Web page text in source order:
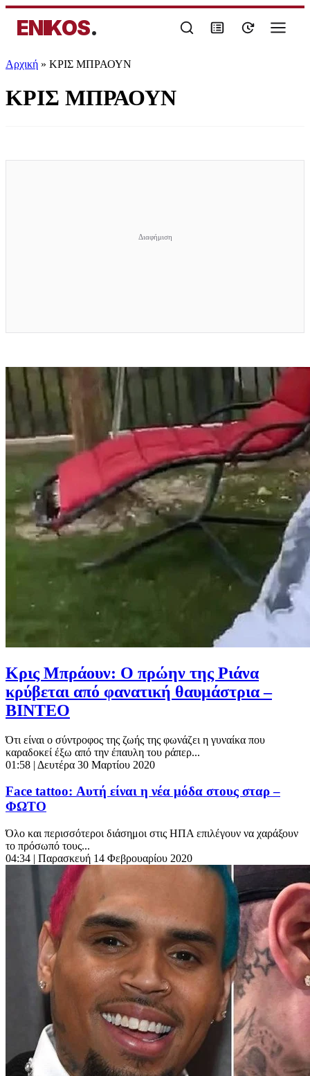
ENIKOS.
Αρχική » ΚΡΙΣ ΜΠΡΑΟΥΝ
ΚΡΙΣ ΜΠΡΑΟΥΝ
Κρις Μπράουν: Ο πρώην της Ριάνα
κρύβεται από φανατική θαυμάστρια –
ΒΙΝΤΕΟ
Ότι είναι ο σύντροφος της ζωής της φωνάζει η γυναίκα που
καραδοκεί έξω από την έπαυλη του ράπερ...
01:58 | Δευτέρα 30 Μαρτίου 2020
Face tattoo: Αυτή είναι η νέα μόδα στους σταρ –
ΦΩΤΟ
Όλο και περισσότεροι διάσημοι στις ΗΠΑ επιλέγουν να χαράξουν
το πρόσωπό τους...
04:34 | Παρασκευή 14 Φεβρουαρίου 2020